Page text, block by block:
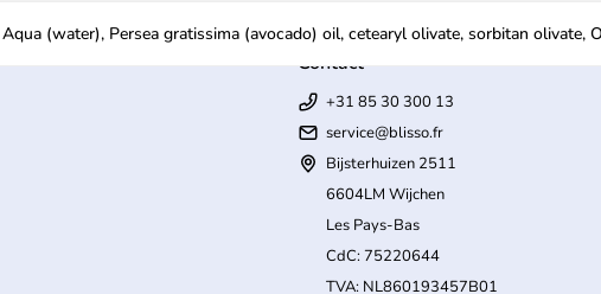
Contact
+31 85 30 300 13
service@blisso.fr
Bijsterhuizen 2511
6604LM Wijchen
Les Pays-Bas
CdC: 75220644
TVA: NL860193457B01